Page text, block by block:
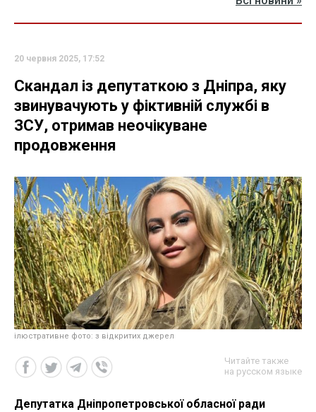
20 червня 2025, 17:52
Скандал із депутаткою з Дніпра, яку
звинувачують у фіктивній службі в
ЗСУ, отримав неочікуване
продовження
ілюстративне фото: з відкритих джерел
Читайте также
на русском языке
Депутатка Дніпропетровської обласної ради